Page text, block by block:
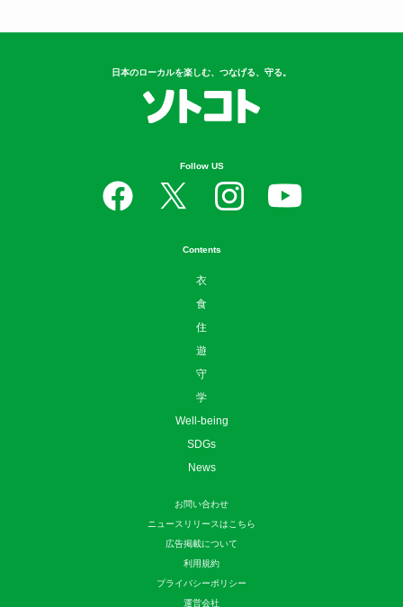
日本のローカルを楽しむ、つなげる、守る。
Follow US
Contents
衣
食
住
遊
守
学
Well-being
SDGs
News
お問い合わせ
ニュースリリースはこちら
広告掲載について
利用規約
プライバシーポリシー
運営会社